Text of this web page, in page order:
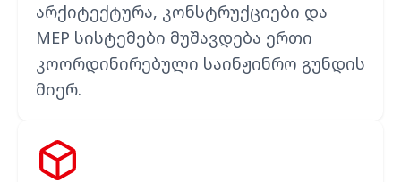
არქიტექტურა, კონსტრუქციები და
MEP სისტემები მუშავდება ერთი
კოორდინირებული საინჟინრო გუნდის
მიერ.